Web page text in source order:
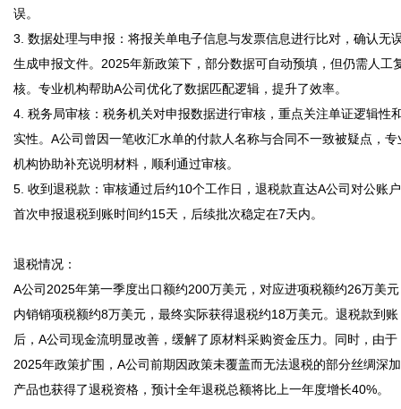
误。
3. 数据处理与申报：将报关单电子信息与发票信息进行比对，确认无
生成申报文件。2025年新政策下，部分数据可自动预填，但仍需人工
核。专业机构帮助A公司优化了数据匹配逻辑，提升了效率。
4. 税务局审核：税务机关对申报数据进行审核，重点关注单证逻辑性
实性。A公司曾因一笔收汇水单的付款人名称与合同不一致被疑点，专
机构协助补充说明材料，顺利通过审核。
5. 收到退税款：审核通过后约10个工作日，退税款直达A公司对公账
首次申报退税到账时间约15天，后续批次稳定在7天内。
退税情况：
A公司2025年第一季度出口额约200万美元，对应进项税额约26万美
内销销项税额约8万美元，最终实际获得退税约18万美元。退税款到账
后，A公司现金流明显改善，缓解了原材料采购资金压力。同时，由于
2025年政策扩围，A公司前期因政策未覆盖而无法退税的部分丝绸深
产品也获得了退税资格，预计全年退税总额将比上一年度增长40%。